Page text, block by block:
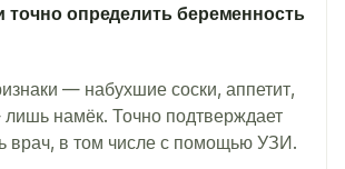
точно определить беременность
— набухшие соски, аппетит,
намёк. Точно подтверждает
врач, в том числе с помощью УЗИ.